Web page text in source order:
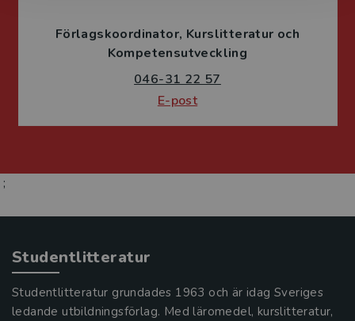
Förlagskoordinator Kurslitteratur och
Kompetensutveckling
046-31 22 57
E-post
;
Studentlitteratur
Studentlitteratur grundades 1963 och är idag Sveriges
ledande utbildningsförlag. Med läromedel, kurslitteratur,